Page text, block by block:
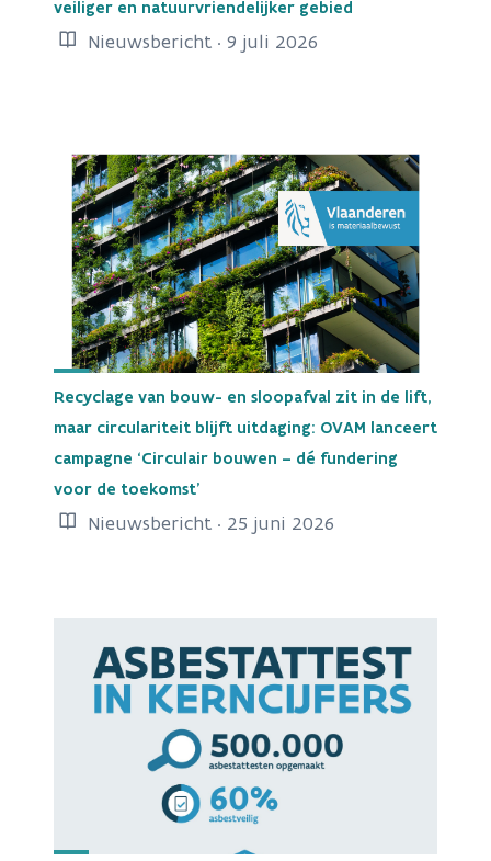
veiliger en natuurvriendelijker gebied
Nieuwsbericht · 9 juli 2026
Recyclage van bouw- en sloopafval zit in de lift,
maar circulariteit blijft uitdaging: OVAM lanceert
campagne ‘Circulair bouwen – dé fundering
voor de toekomst’
Nieuwsbericht · 25 juni 2026